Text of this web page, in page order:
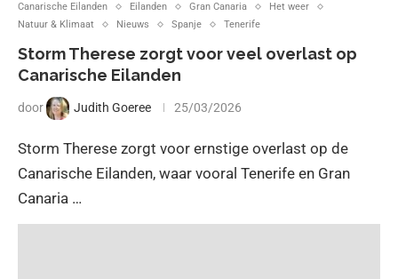
Canarische Eilanden Eilanden Gran Canaria
Het weer
Natuur & Klimaat
Nieuws Spanje Tenerife
Storm Therese zorgt voor veel overlast op
Canarische Eilanden
door Judith Goeree 25/03/2026
Storm Therese zorgt voor ernstige overlast op de
Canarische Eilanden, waar vooral Tenerife en Gran
Canaria …